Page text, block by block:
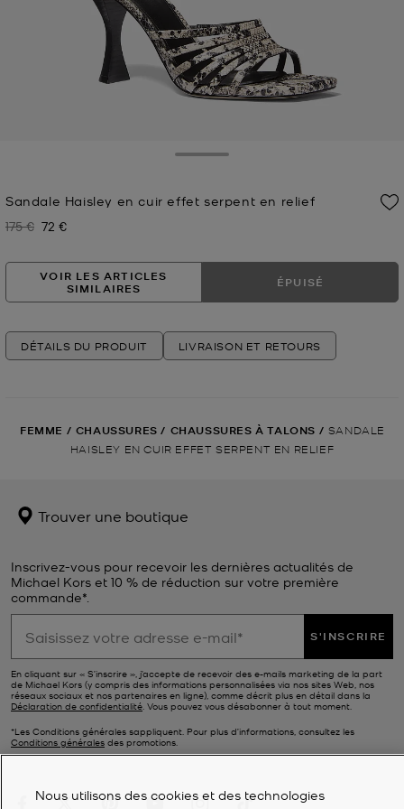
Sandale Haisley en cuir effet serpent en relief
Prix initial
175 € Prix actuel
72 €
VOIR LES ARTICLES
SIMILAIRES
ÉPUISÉ
DÉTAILS DU PRODUIT LIVRAISON ET RETOURS
FEMME / CHAUSSURES / CHAUSSURES À TALONS / SANDALE
HAISLEY EN CUIR EFFET SERPENT EN RELIEF
Trouver une boutique
Inscrivez-vous pour recevoir les dernières actualités de
Michael Kors et 10 % de réduction sur votre première
commande*.
S'INSCRIRE
En cliquant sur « S’inscrire », j’accepte de recevoir des e-mails marketing de la part
de Michael Kors (y compris des informations personnalisées via nos sites Web, nos
réseaux sociaux et nos partenaires en ligne), comme décrit plus en détail dans la
Déclaration de confidentialité. Vous pouvez vous désabonner à tout moment.
*Les Conditions générales sappliquent. Pour plus d’informations, consultez les
Conditions générales des promotions.
Nous utilisons des cookies et des technologies